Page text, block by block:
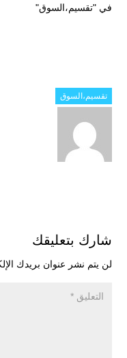
في "تقسيم،السوق"
تقسيم،السوق
شارك بتعليقك
لن يتم نشر عنوان بريدك